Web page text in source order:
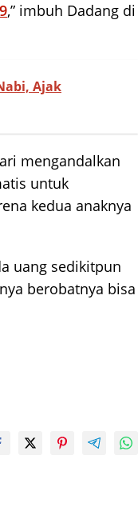
,” imbuh Dadang di
Ajak
mengandalkan
untuk
kedua anaknya
uang sedikitpun
berobatnya bisa